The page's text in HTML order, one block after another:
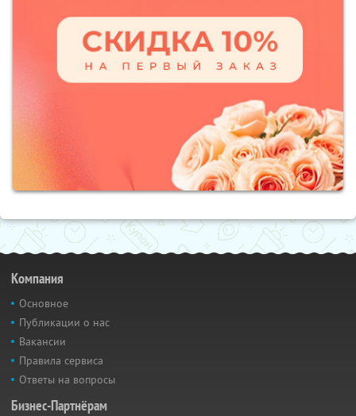
Компания
Основное
Публикации о нас
Вакансии
Правила сервиса
Ответы на вопросы
Бизнес-Партнёрам